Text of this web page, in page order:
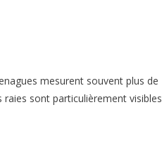
mesurent souvent plus de
raies sont particulièrement visibles